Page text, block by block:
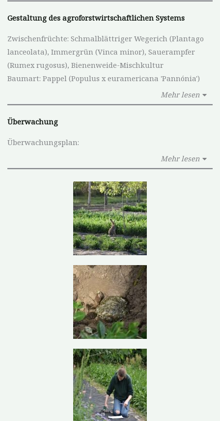
Gestaltung des agroforstwirtschaftlichen Systems
Zwischenfrüchte: Schmalblättriger Wegerich (Plantago
lanceolata), Immergrün (Vinca minor), Sauerampfer
(Rumex rugosus), Bienenweide-Mischkultur
Baumart: Pappel (Populus x euramericana 'Pannónia')
Mehr lesen
Überwachung
Überwachungsplan:
Mehr lesen